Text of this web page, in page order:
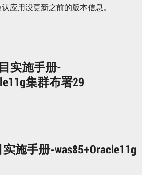
认应用没更新之前的版本信息。
实施手册-
集群布署29
实施手册-was85+Oracle11g